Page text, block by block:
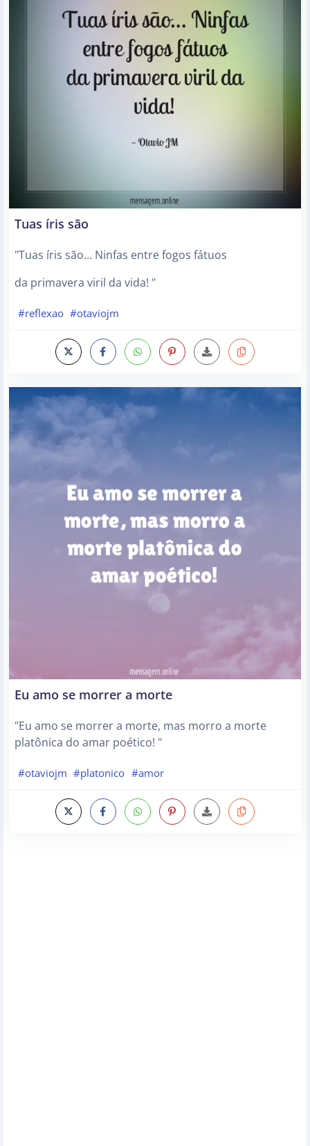
Tuas íris são
"Tuas íris são… Ninfas entre fogos fátuos
da primavera viril da vida! "
#reflexao #otaviojm
Eu amo se morrer a morte
"Eu amo se morrer a morte, mas morro a morte
platônica do amar poético! "
#otaviojm #platonico #amor